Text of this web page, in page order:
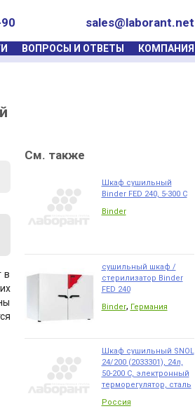
sales@laborant.net
ВОПРОСЫ И ОТВЕТЫ КОМПАНИЯ
в
См. также
Шкаф сушильный
Binder FЕD 240, 5-300 С
Binder
сушильный шкаф /
стерилизатор Binder
FЕD 240
Binder, Германия
Шкаф сушильный SNOL
24/200 (2033301), 24л,
50-200 С, электронный
терморегулятор, сталь
Россия